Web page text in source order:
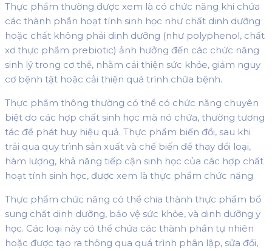
Thực phẩm thường được xem là có chức năng khi chứa
các thành phần hoạt tính sinh học như chất dinh dưỡng
hoặc chất không phải dinh dưỡng (như polyphenol, chất
xơ thực phẩm prebiotic) ảnh hưởng đến các chức năng
sinh lý trong cơ thể, nhằm cải thiện sức khỏe, giảm nguy
cơ bệnh tật hoặc cải thiện quá trình chữa bệnh.
Thực phẩm thông thường có thể có chức năng chuyên
biệt do các hợp chất sinh học mà nó chứa, thường tương
tác để phát huy hiệu quả. Thực phẩm biến đổi, sau khi
trải qua quy trình sản xuất và chế biến để thay đổi loại,
hàm lượng, khả năng tiếp cận sinh học của các hợp chất
hoạt tính sinh học, được xem là thực phẩm chức năng.
Thực phẩm chức năng có thể chia thành thực phẩm bổ
sung chất dinh dưỡng, bảo vệ sức khỏe, và dinh dưỡng y
học. Các loại này có thể chứa các thành phần tự nhiên
hoặc được tạo ra thông qua quá trình phân lập, sửa đổi,